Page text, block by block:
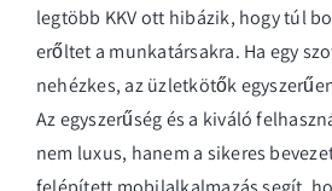
legtöbb KKV ott hibázik, hogy túl
erőltet a munkatársakra. Ha egy
nehézkes, az üzletkötők
Az egyszerűség és a kiváló
nem luxus, hanem a sikeres